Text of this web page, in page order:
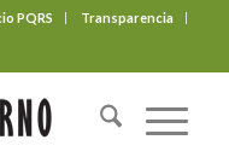
PQRS Transparencia